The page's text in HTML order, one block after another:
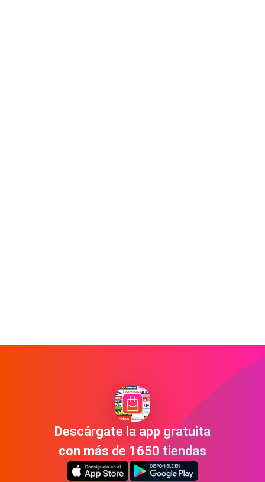
Descárgate la app gratuita
con más de 1650 tiendas